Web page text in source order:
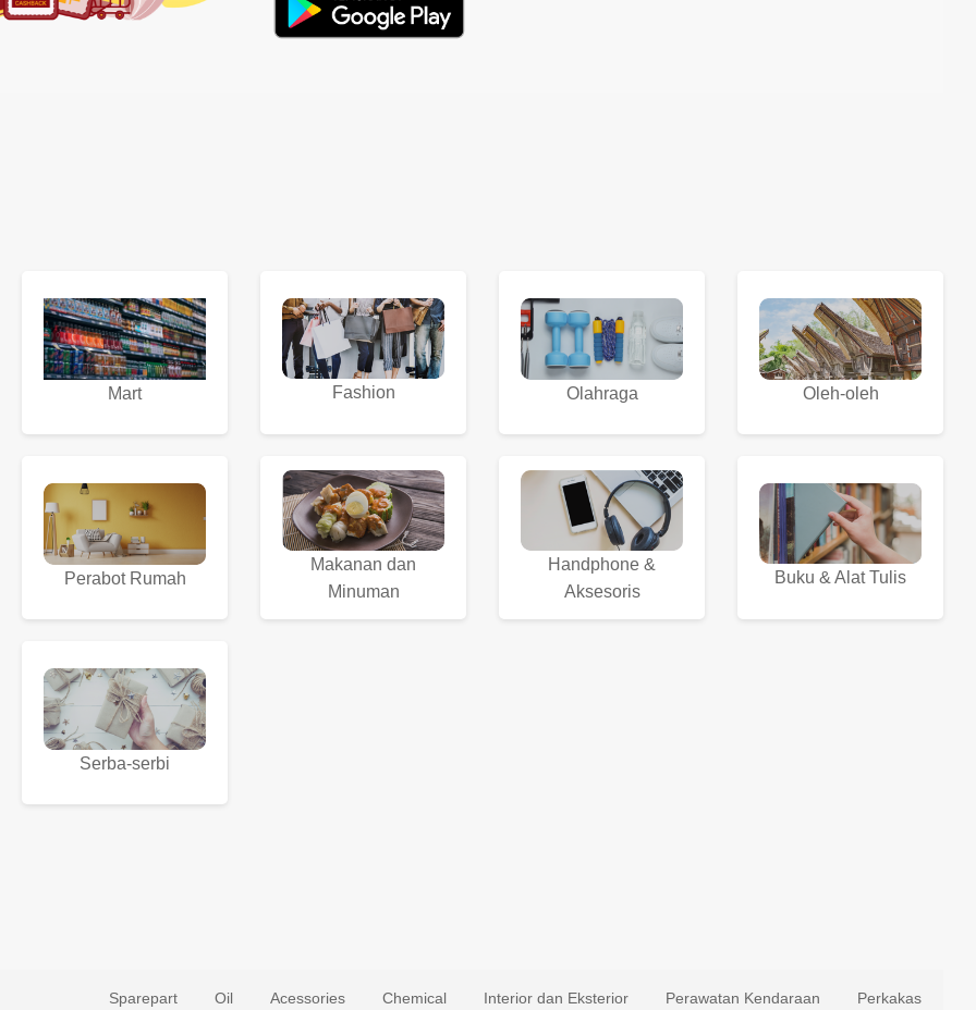
Mart Fashion Olahraga Oleh-oleh
Perabot Rumah
Makanan dan
Minuman
Handphone &
Aksesoris
Buku & Alat Tulis
Serba-serbi
Sparepart Oil Acessories Chemical Interior dan Eksterior Perawatan Kendaraan Perkakas